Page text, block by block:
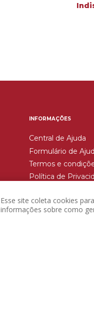
INFORMAÇÕES
Central de Ajuda
Formulário de
Termos e
Política de
Esse site coleta cookies
informações sobre como